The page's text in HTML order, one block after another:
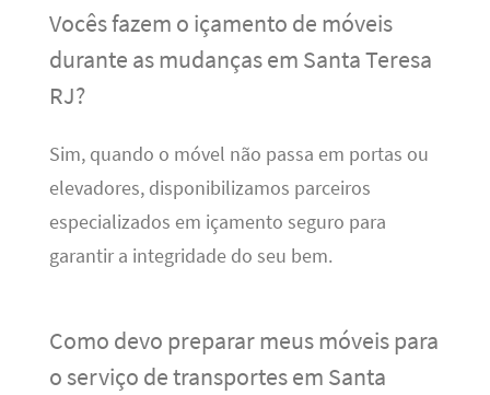
Vocês fazem o içamento de móveis
durante as mudanças em Santa Teresa
RJ?
Sim, quando o móvel não passa em portas ou
elevadores, disponibilizamos parceiros
especializados em içamento seguro para
garantir a integridade do seu bem.
Como devo preparar meus móveis para
o serviço de transportes em Santa